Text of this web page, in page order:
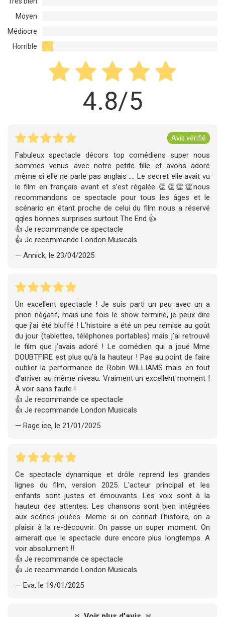
Moyen
Médiocre
Horrible
4.8/5
Avis vérifié
Fabuleux spectacle décors top comédiens super nous
sommes venus avec notre petite fille et avons adoré
même si elle ne parle pas anglais …. Le secret elle avait vu
le film en français avant et s’est régalée 👏👏👏👏nous
recommandons ce spectacle pour tous les âges et le
scénario en étant proche de celui du film nous a réservé
qqles bonnes surprises surtout The End 👍
👍 Je recommande ce spectacle
👍 Je recommande London Musicals
— Annick, le 23/04/2025
Un excellent spectacle ! Je suis parti un peu avec un a
priori négatif, mais une fois le show terminé, je peux dire
que j’ai été bluffé ! L’histoire a été un peu remise au goût
du jour (tablettes, téléphones portables) mais j’ai retrouvé
le film que j’avais adoré ! Le comédien qui a joué Mme
DOUBTFIRE est plus qu’à la hauteur ! Pas au point de faire
oublier la performance de Robin WILLIAMS mais en tout
d’arriver au même niveau. Vraiment un excellent moment !
À voir sans faute !
👍 Je recommande ce spectacle
👍 Je recommande London Musicals
— Rage ice, le 21/01/2025
Ce spectacle dynamique et drôle reprend les grandes
lignes du film, version 2025. L'acteur principal et les
enfants sont justes et émouvants. Les voix sont à la
hauteur des attentes. Les chansons sont bien intégrées
aux scènes jouées. Meme si on connait l'histoire, on a
plaisir à la re-découvrir. On passe un super moment. On
aimerait que le spectacle dure encore plus longtemps. A
voir absolument !!
👍 Je recommande ce spectacle
👍 Je recommande London Musicals
— Eva, le 19/01/2025